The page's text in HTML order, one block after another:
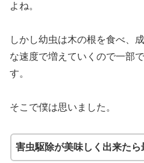
よね。
しかし幼虫は木の根を食べ、
な速度で増えていくので一部
す。
そこで僕は思いました。
害虫駆除が美味しく出来たら